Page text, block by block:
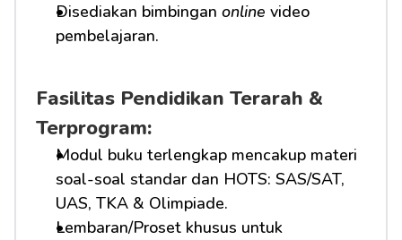
Disediakan bimbingan online video
pembelajaran.
Fasilitas Pendidikan Terarah &
Terprogram:
Modul buku terlengkap mencakup materi
soal-soal standar dan HOTS: SAS/SAT,
UAS, TKA & Olimpiade.
Lembaran/Proset khusus untuk